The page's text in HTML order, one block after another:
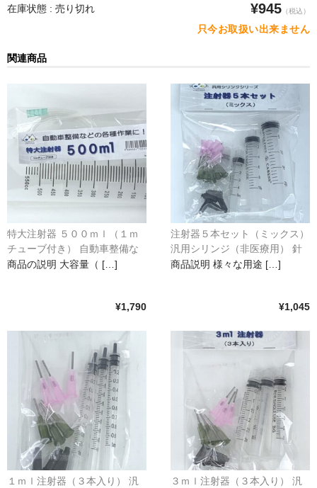
生活雑貨
アウトレット品
まとめ売り
在庫状態 : 売り切れ ¥945 （税込）
只今お取扱い出来ません
関連商品
特大注射器 ５００ｍｌ（１ｍ
チューブ付き） 自動車整備な
どの各種作業に
商品の説明 大容量（ […]
¥1,790
注射器５本セット（ミックス）
汎用シリンジ（非医療用） 針
先２種類
商品説明 様々な用途 […]
¥1,045
１ｍｌ注射器（３本入り） 汎 ３ｍｌ注射器（３本入り） 汎